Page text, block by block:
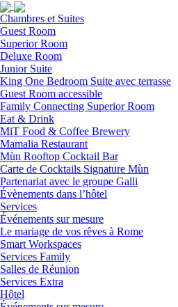
Chambres et Suites
Guest Room
Superior Room
Deluxe Room
Junior Suite
King One Bedroom Suite avec terrasse
Guest Room accessible
Family Connecting Superior Room
Eat & Drink
MiT Food & Coffee Brewery
Mamalia Restaurant
Mùn Rooftop Cocktail Bar
Carte de Cocktails Signature Mùn
Partenariat avec le groupe Galli
Évènements dans l’hôtel
Services
Événements sur mesure
Le mariage de vos rêves à Rome
Smart Workspaces
Services Family
Salles de Réunion
Services Extra
Hôtel